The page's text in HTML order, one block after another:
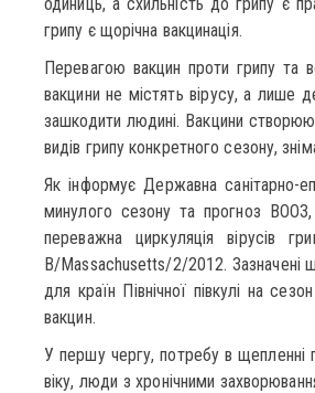
грипу є щорічна вакцинація.
Перевагою вакцин проти грипу та
вакцини не містять вірусу, а лише
зашкодити людині. Вакцини
видів грипу конкретного сезону,
Як інформує Державна санітарно-
минулого сезону та прогноз ВООЗ,
переважна циркуляція вірусів
В/Massachusetts/2/2012. Зазначені
для країн Північної півкулі на
вакцин.
У першу чергу, потребу в щепленні
віку, люди з хронічними